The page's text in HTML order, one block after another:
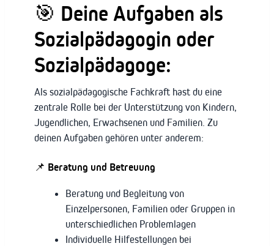
🎯 Deine Aufgaben als
Sozialpädagogin oder
Sozialpädagoge:
Als sozialpädagogische Fachkraft hast du eine
zentrale Rolle bei der Unterstützung von Kindern,
Jugendlichen, Erwachsenen und Familien. Zu
deinen Aufgaben gehören unter anderem:
📌 Beratung und Betreuung
Beratung und Begleitung von
Einzelpersonen, Familien oder Gruppen in
unterschiedlichen Problemlagen
Individuelle Hilfestellungen bei